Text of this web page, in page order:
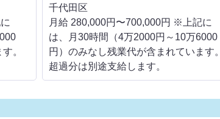
。
千代田区
月給 280,000円〜700,000円 ※上記に
は、月30時間（4万2000円～10万6000
円）のみなし残業代が含まれています。
超過分は別途支給します。